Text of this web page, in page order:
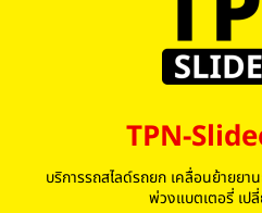
TPN-
บริการรถสไลด์รถยก เคลื่อนย้ายย
พ่วงแบตเตอรี่ เป